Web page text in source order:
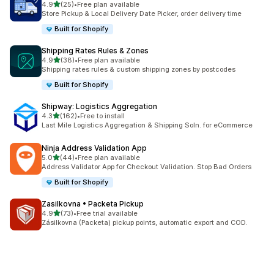
4.9별 5개 중
(25)
총 리뷰 25개
•Free plan available
Store Pickup & Local Delivery Date Picker, order delivery time
Built for Shopify
Shipping Rates Rules & Zones
4.9별 5개 중
(38)
총 리뷰 38개
•Free plan available
Shipping rates rules & custom shipping zones by postcodes
Built for Shopify
Shipway: Logistics Aggregation
4.3별 5개 중
(162)
총 리뷰 162개
•Free to install
Last Mile Logistics Aggregation & Shipping Soln. for eCommerce
Ninja Address Validation App
5.0별 5개 중
(44)
총 리뷰 44개
•Free plan available
Address Validator App for Checkout Validation. Stop Bad Orders
Built for Shopify
Zasilkovna • Packeta Pickup
4.9별 5개 중
(73)
총 리뷰 73개
•Free trial available
Zásilkovna (Packeta) pickup points, automatic export and COD.